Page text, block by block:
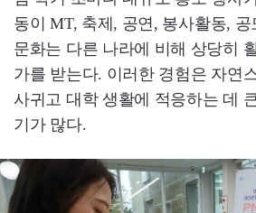
동이 MT, 축제, 공연, 봉사활동,
문화는 다른 나라에 비해 상당히
가를 받는다. 이러한 경험은 자연
사귀고 대학 생활에 적응하는 데
기가 많다.